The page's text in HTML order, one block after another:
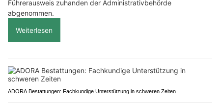
Führerausweis zuhanden der Administrativbehörde
abgenommen.
Weiterlesen
ADORA Bestattungen: Fachkundige Unterstützung in schweren Zeiten